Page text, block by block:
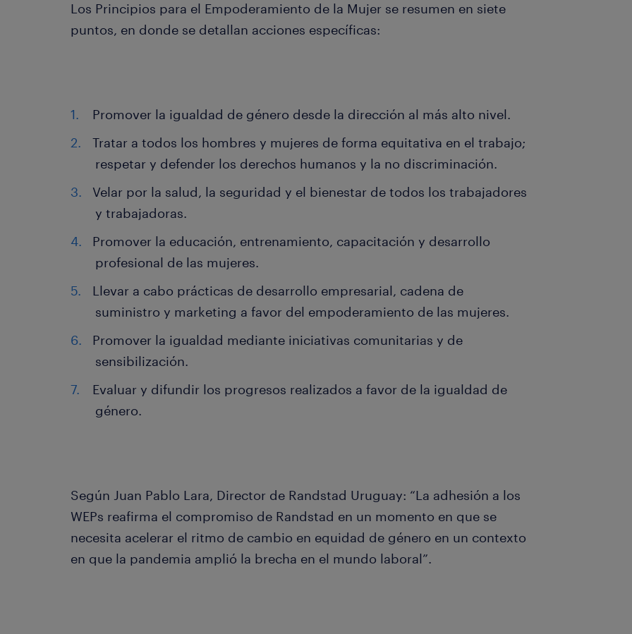
Los Principios para el Empoderamiento de la Mujer se resumen en siete
puntos, en donde se detallan acciones específicas:
Promover la igualdad de género desde la dirección al más alto nivel.
Tratar a todos los hombres y mujeres de forma equitativa en el trabajo;
respetar y defender los derechos humanos y la no discriminación.
Velar por la salud, la seguridad y el bienestar de todos los trabajadores
y trabajadoras.
Promover la educación, entrenamiento, capacitación y desarrollo
profesional de las mujeres.
Llevar a cabo prácticas de desarrollo empresarial, cadena de
suministro y marketing a favor del empoderamiento de las mujeres.
Promover la igualdad mediante iniciativas comunitarias y de
sensibilización.
Evaluar y difundir los progresos realizados a favor de la igualdad de
género.
Según Juan Pablo Lara, Director de Randstad Uruguay: “La adhesión a los
WEPs reafirma el compromiso de Randstad en un momento en que se
necesita acelerar el ritmo de cambio en equidad de género en un contexto
en que la pandemia amplió la brecha en el mundo laboral”.